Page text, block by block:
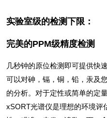
实验室级的检测下限：
完美的PPM级精度检测
几秒钟的原位检测即可提供快
可以对砷，镉，铜，铅，汞及
的分析。对于定性或简单的定
xSORT光谱仪是理想的环境评